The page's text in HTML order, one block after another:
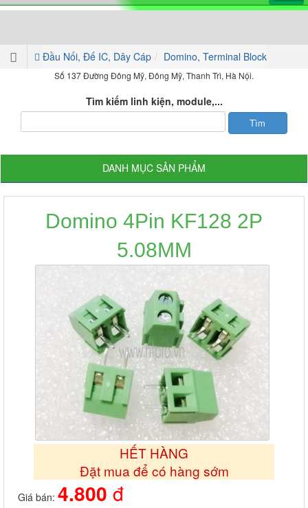
Đầu Nối, Đế IC, Dây Cáp Domino, Terminal Block
Số 137 Đường Đông Mỹ, Đông Mỹ, Thanh Trì, Hà Nội.
Tìm kiếm linh kiện, module,...
DANH MỤC SẢN PHẨM
Domino 4Pin KF128 2P
5.08MM
HẾT HÀNG
Đặt mua để có hàng sớm
Giá bán: 4.800 đ